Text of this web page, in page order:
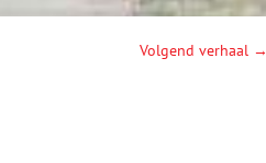
Volgend verhaal →